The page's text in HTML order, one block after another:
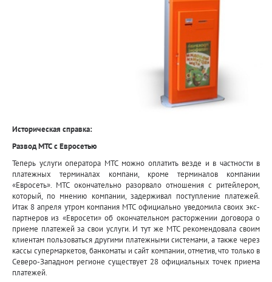
Историческая справка:
Развод МТС с Евросетью
Теперь услуги оператора МТС можно оплатить везде и в частности в
платежных терминалах компани, кроме терминалов компании
«Евросеть». МТС окончательно разорвало отношения с ритейлером,
который, по мнению компании, задерживал поступление платежей.
Итак 8 апреля утром компания МТС официально уведомила своих экс-
партнеров из «Евросети» об окончательном расторжении договора о
приеме платежей за свои услуги. И тут же МТС рекомендовала своим
клиентам пользоваться другими платежными системами, а также через
кассы супермаркетов, банкоматы и сайт компании, отметив, что только в
Северо-Западном регионе существует 28 официальных точек приема
платежей.